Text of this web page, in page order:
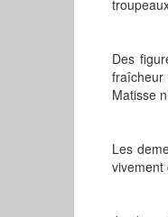
Des
Matisse
Les
vivement